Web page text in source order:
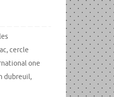
,cercle
one
dubreuil,